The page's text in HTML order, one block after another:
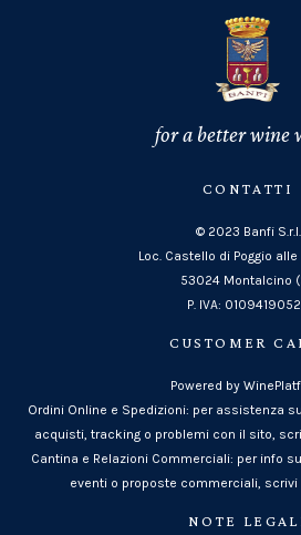
for a better wine
CONTATTI
© 2023 Banfi S.r.l.
Loc. Castello di Poggio
53024 Montalcino
P. IVA:
CUSTOMER
Powered by
Ordini Online e Spedizioni: per assistenza
acquisti, tracking o problemi con il sito,
Cantina e Relazioni Commerciali: per info
eventi o proposte commerciali, scrivi
NOTE